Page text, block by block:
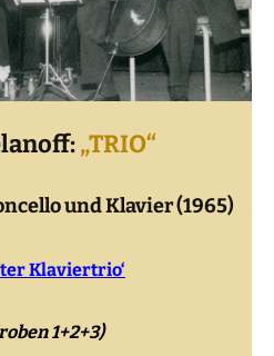
„TRIO“
und Klavier (1965)
Klaviertrio‘
1+2+3)